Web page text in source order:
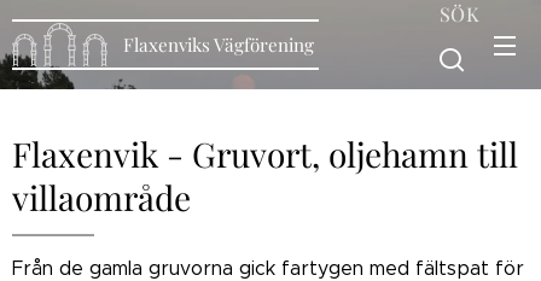
Flaxenviks Vägförening
SÖK
Flaxenvik - Gruvort, oljehamn till
villaområde
Från de gamla gruvorna gick fartygen med fältspat för